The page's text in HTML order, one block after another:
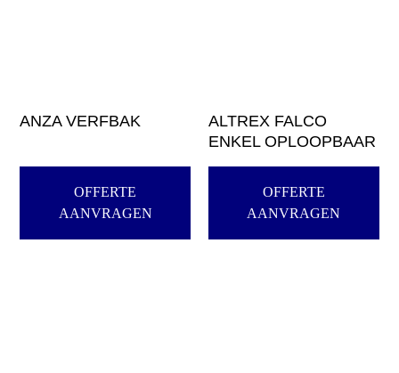
ANZA VERFBAK
OFFERTE
AANVRAGEN
ALTREX FALCO
ENKEL OPLOOPBAAR
OFFERTE
AANVRAGEN